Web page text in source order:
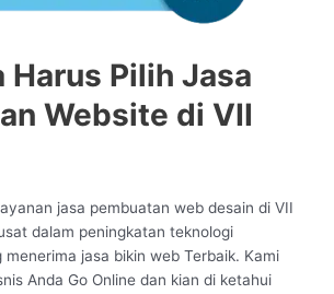
Harus Pilih Jasa
Website di VII
jasa pembuatan web desain di VII
dalam peningkatan teknologi
jasa bikin web Terbaik. Kami
Anda Go Online dan kian di ketahui